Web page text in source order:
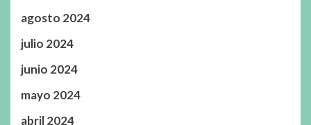
agosto 2024
julio 2024
junio 2024
mayo 2024
abril 2024